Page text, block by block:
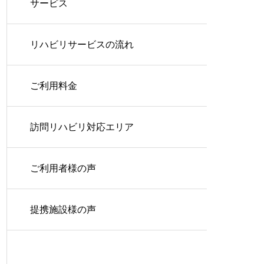
サービス
リハビリサービスの流れ
ご利用料金
訪問リハビリ対応エリア
ご利用者様の声
提携施設様の声